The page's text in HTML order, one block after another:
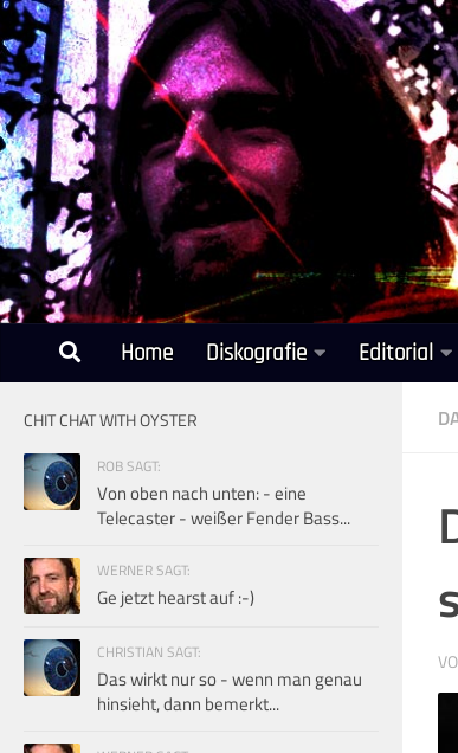
Unter dem Inhalt
Home Diskografie Editorial
CHIT CHAT WITH OYSTER
ROB SAGT:
Von oben nach unten: - eine
Telecaster - weißer Fender Bass...
WERNER SAGT:
Ge jetzt hearst auf :-)
CHRISTIAN SAGT:
Das wirkt nur so - wenn man genau
hinsieht, dann bemerkt...